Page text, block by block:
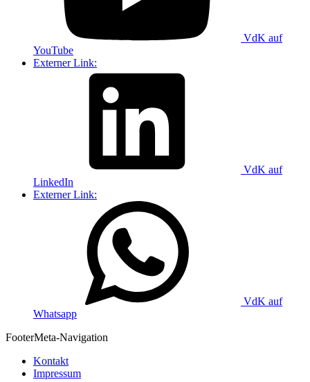
VdK auf
YouTube
Externer Link:
VdK auf
LinkedIn
Externer Link:
VdK auf
Whatsapp
FooterMeta-Navigation
Kontakt
Impressum